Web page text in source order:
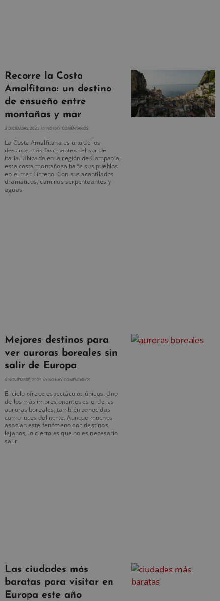
Recorre la Costa
Amalfitana: un destino
de ensueño entre
montañas y mar
3 DICIEMBRE, 2025 NO HAY COMENTARIOS
La Costa Amalfitana es uno de los
destinos más fascinantes del sur de
Italia. Ubicada en la región de Campania,
esta costa montañosa baña sus pueblos
en el mar Tirreno. Con sus acantilados
dramáticos, caminos serpenteantes y
aguas
Mejores destinos para
ver auroras boreales sin
salir de Europa
6 NOVIEMBRE, 2025 NO HAY COMENTARIOS
El cielo ofrece espectáculos únicos. Uno
de los más impresionantes es el de las
auroras boreales, también conocidas
como luces del norte. Aunque muchos
asocian este fenómeno con destinos
lejanos, lo cierto es que no es necesario
salir
Las ciudades más
baratas para visitar en
Europa este año